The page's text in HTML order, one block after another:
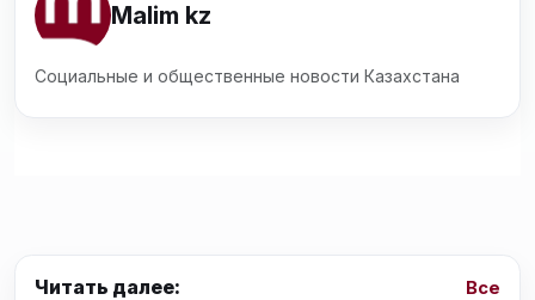
Malim kz
Социальные и общественные новости Казахстана
Читать далее: Все